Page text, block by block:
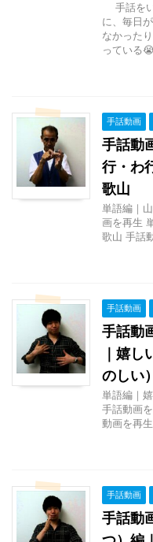
手話をい
に、毎日
なかった
っている
手話動画
手話動
行・わ
歌山
単語編｜
画を再生
歌山 手話
手話動画
手話動
｜嬉し
のしい
単語編｜
手話動画
動画を再
手話動画
手話動